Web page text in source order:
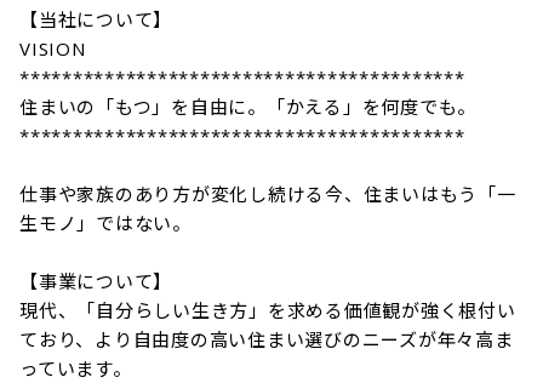
【当社について】
VISION
******************************************
住まいの「もつ」を自由に。「かえる」を何度でも。
******************************************
仕事や家族のあり方が変化し続ける今、住まいはもう「一
生モノ」ではない。
【事業について】
現代、「自分らしい生き方」を求める価値観が強く根付い
ており、より自由度の高い住まい選びのニーズが年々高ま
っています。